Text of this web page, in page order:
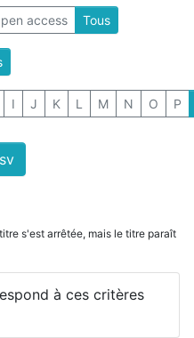
access Tous
I J K L M N O P
s'est arrêtée, mais le titre paraît
à ces critères